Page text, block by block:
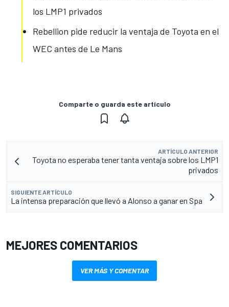
los LMP1 privados
Rebellion pide reducir la ventaja de Toyota en el
WEC antes de Le Mans
Comparte o guarda este artículo
ARTÍCULO ANTERIOR
Toyota no esperaba tener tanta ventaja sobre los LMP1
privados
SIGUIENTE ARTÍCULO
La intensa preparación que llevó a Alonso a ganar en Spa
MEJORES COMENTARIOS
VER MÁS Y COMENTAR